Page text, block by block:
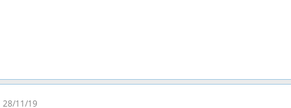
28/11/19